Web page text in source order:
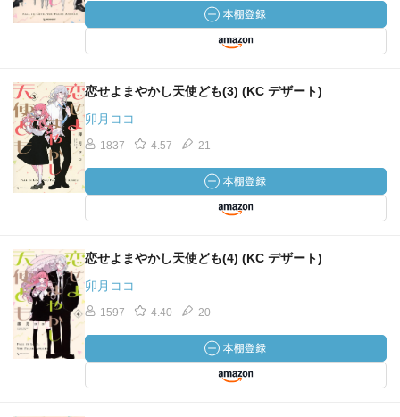
恋せよまやかし天使ども(3) (KC デザート)
卯月ココ
1837 4.57 21
恋せよまやかし天使ども(4) (KC デザート)
卯月ココ
1597 4.40 20